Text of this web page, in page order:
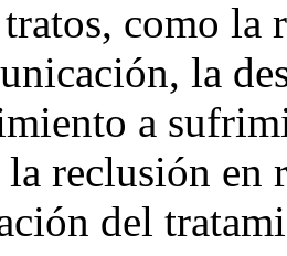
como la
la
a
la reclusión en
del